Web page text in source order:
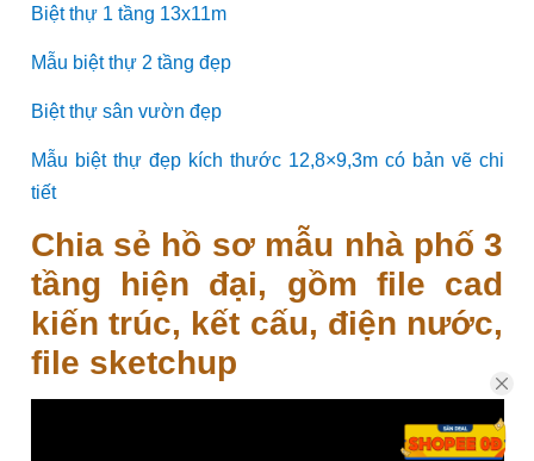
Biệt thự 1 tầng 13x11m
Mẫu biệt thự 2 tầng đẹp
Biệt thự sân vườn đẹp
Mẫu biệt thự đẹp kích thước 12,8×9,3m có bản vẽ chi
tiết
Chia sẻ hồ sơ mẫu nhà phố 3
tầng hiện đại, gồm file cad
kiến trúc, kết cấu, điện nước,
file sketchup